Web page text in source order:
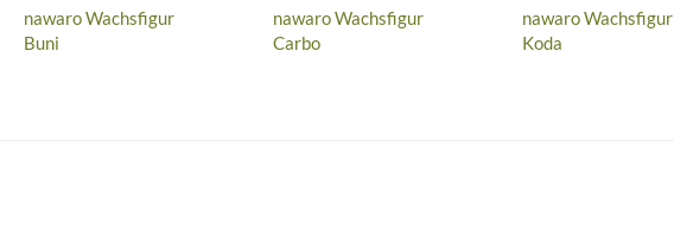
nawaro Wachsfigur
Buni
nawaro Wachsfigur
Carbo
nawaro Wachsfigur
Koda